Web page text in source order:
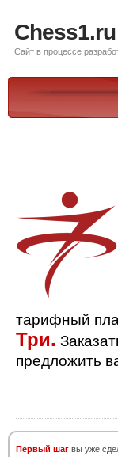
Chess1.ru
Сайт в процессе
тарифный
Три.
предложить
Первый шаг вы уже